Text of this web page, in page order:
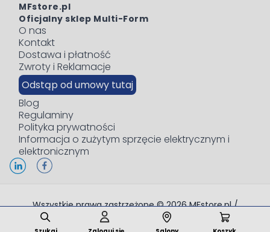
MFstore.pl
Oficjalny sklep Multi-Form
O nas
Kontakt
Dostawa i płatność
Zwroty i Reklamacje
Odstąp od umowy tutaj
Blog
Regulaminy
Polityka prywatności
Informacja o zużytym sprzęcie elektrycznym i
elektronicznym
Wszystkie prawa zastrzeżone © 2026 MFstore.pl /
Powered by
Network Interactive